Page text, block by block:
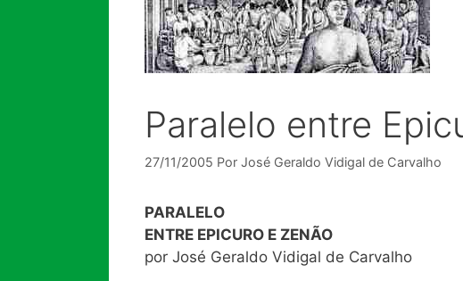
Paralelo entre
27/11/2005 Por José Geraldo Vidigal de Carvalho
PARALELO
ENTRE EPICURO E ZENÃO
por José Geraldo Vidigal de Carvalho